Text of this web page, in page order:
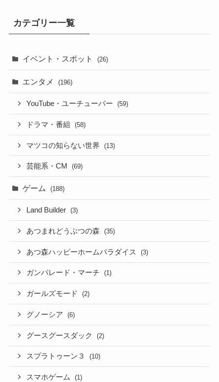
カテゴリー一覧
イベント・スポット (26)
エンタメ (196)
YouTube・ユーチューバー (59)
ドラマ・番組 (58)
マツコの知らない世界 (13)
芸能系・CM (69)
ゲーム (188)
Land Builder (3)
あつまれどうぶつの森 (35)
あつ森ハッピーホームパラダイス (3)
ガンパレード・マーチ (1)
ガールズモード (2)
グノーシア (6)
グースグースダック (2)
スプラトゥーン３ (10)
スマホゲーム (1)